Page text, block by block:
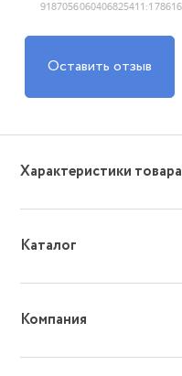
Оставить отзыв
Характеристики товара
Каталог
Компания